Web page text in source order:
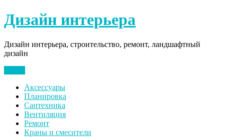
Перейти
к
Дизайн интерьера
Дизайн интерьера, строительство, ремонт, ландшафтный
дизайн
Аксессуары
Планировка
Сантехника
Вентиляция
Ремонт
Краны и смесители